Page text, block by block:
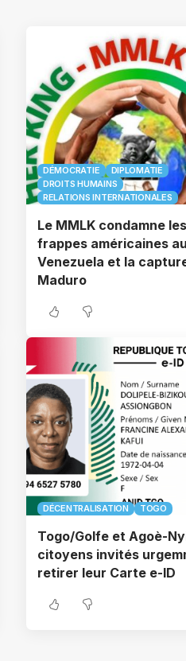
DÉMOCRATIE
DIPLOMATIE
DROITS HUMAINS
RELATIONS INTERNATIONALES
Le MMLK condamne les
frappes américaines au
Venezuela et la
Maduro
DÉCENTRALISATION TOGO
Togo/Golfe et Agoè-
citoyens invités
retirer leur Carte e-ID